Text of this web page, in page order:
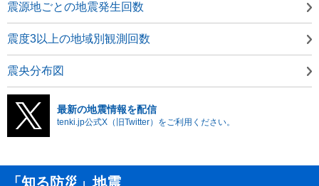
震源地ごとの地震発生回数
震度3以上の地域別観測回数
震央分布図
最新の地震情報を配信
tenki.jp公式X（旧Twitter）をご利用ください。
「知る防災」地震